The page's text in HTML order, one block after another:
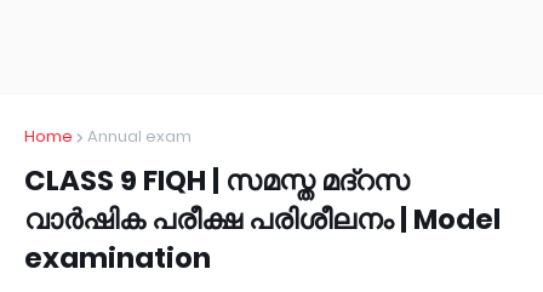
Home Annual exam
CLASS 9 FIQH | സമസ്ത മദ്റസ
വാർഷിക പരീക്ഷ പരിശീലനം | Model
examination